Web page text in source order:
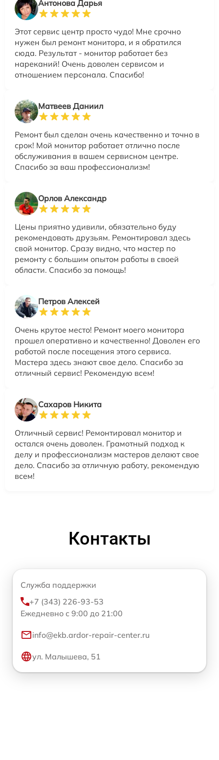
Антонова Дарья
Этот сервис центр просто чудо! Мне срочно
нужен был ремонт монитора, и я обратился
сюда. Результат - монитор работает без
нареканий! Очень доволен сервисом и
отношением персонала. Спасибо!
Матвеев Даниил
Ремонт был сделан очень качественно и точно в
срок! Мой монитор работает отлично после
обслуживания в вашем сервисном центре.
Спасибо за ваш профессионализм!
Орлов Александр
Цены приятно удивили, обязательно буду
рекомендовать друзьям. Ремонтировал здесь
свой монитор. Сразу видно, что мастер по
ремонту с большим опытом работы в своей
области. Спасибо за помощь!
Петров Алексей
Очень крутое место! Ремонт моего монитора
прошел оперативно и качественно! Доволен его
работой после посещения этого сервиса.
Мастера здесь знают свое дело. Спасибо за
отличный сервис! Рекомендую всем!
Сахаров Никита
Отличный сервис! Ремонтировал монитор и
остался очень доволен. Грамотный подход к
делу и профессионализм мастеров делают свое
дело. Спасибо за отличную работу, рекомендую
всем!
Контакты
Служба поддержки
+7 (343) 226-93-53
Ежедневно с 9:00 до 21:00
info@ekb.ardor-repair-center.ru
ул. Малышева, 51